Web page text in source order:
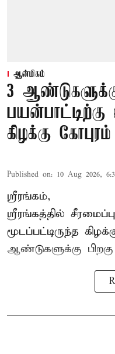
ஆன்மிகம்
3
பயன்பாட்டிற்கு
கிழக்கு கோபுரம்
Published on: 10 Aug 2026,
ஸ்ரீரங்கம்,
ஸ்ரீரங்கத்தில்
மூடப்பட்டிருந்த
ஆண்டுகளுக்கு